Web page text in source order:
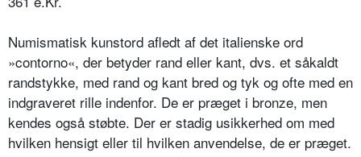
Numismatisk kunstord afledt af det italienske ord
»contorno«, der betyder rand eller kant, dvs. et såkaldt
randstykke, med rand og kant bred og tyk og ofte med en
indgraveret rille indenfor. De er præget i bronze, men
kendes også støbte. Der er stadig usikkerhed om med
hvilken hensigt eller til hvilken anvendelse, de er præget.